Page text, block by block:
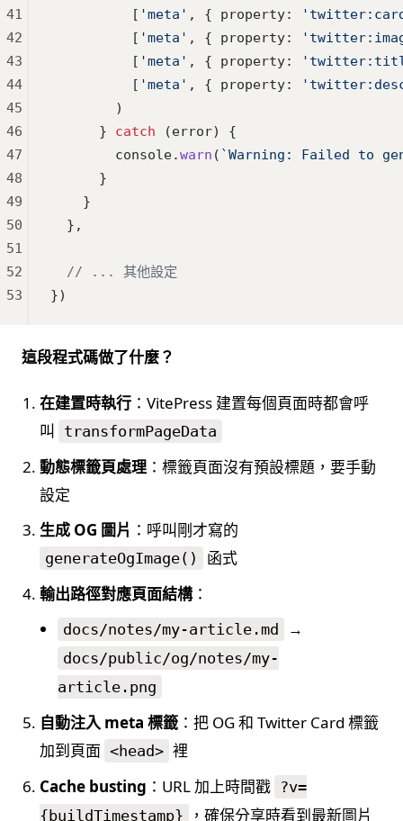
          [
'meta' , { property:
          [
'meta' , { property:
          [
'meta' , { property:
          [
'meta' , { property:
        )
      }
catch (error) {
        console.
warn ( `Warning: Failed to
      }
    }
  },
  // ... 其他設定
})
41
42
43
44
45
46
47
48
49
50
51
52
53
這段程式碼做了什麼？
在建置時執行 ：VitePress 建置每個頁面時都會呼
叫
transformPageData
動態標籤頁處理 ：標籤頁面沒有預設標題，要手動
設定
生成 OG 圖片 ：呼叫剛才寫的
generateOgImage()
函式
輸出路徑對應頁面結構：
docs/notes/my-article.md →
docs/public/og/notes/my-
article.png
自動注入 meta 標籤 ：把 OG 和 Twitter Card 標籤
加到頁面 <head> 裡
Cache busting ：URL 加上時間戳 ?v=
{buildTimestamp}
，確保分享時看到最新圖片